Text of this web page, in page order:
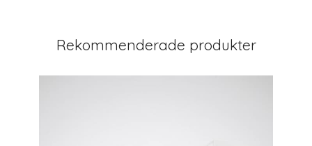
Rekommenderade produkter